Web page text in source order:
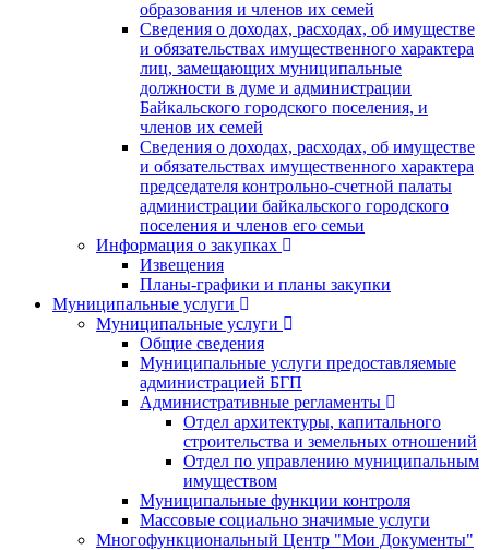
образования и членов их семей
Сведения о доходах, расходах, об имуществе
и обязательствах имущественного характера
лиц, замещающих муниципальные
должности в думе и администрации
Байкальского городского поселения, и
членов их семей
Сведения о доходах, расходах, об имуществе
и обязательствах имущественного характера
председателя контрольно-счетной палаты
администрации байкальского городского
поселения и членов его семьи
Информация о закупках
Извещения
Планы-графики и планы закупки
Муниципальные услуги
Муниципальные услуги
Общие сведения
Муниципальные услуги предоставляемые
администрацией БГП
Административные регламенты
Отдел архитектуры, капитального
строительства и земельных отношений
Отдел по управлению муниципальным
имуществом
Муниципальные функции контроля
Массовые социально значимые услуги
Многофункциональный Центр "Мои Документы"